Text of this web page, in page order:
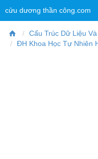
cửu dương thần công.com
Cấu Trúc Dữ Liệu
ĐH Khoa Học Tự Nhiên